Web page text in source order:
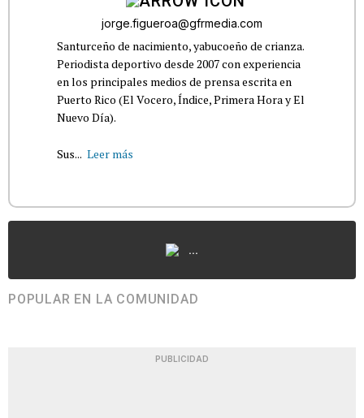
jorge.figueroa@gfrmedia.com
Santurceño de nacimiento, yabucoeño de crianza.
Periodista deportivo desde 2007 con experiencia
en los principales medios de prensa escrita en
Puerto Rico (El Vocero, Índice, Primera Hora y El
Nuevo Día).
Sus... Leer más
...
POPULAR EN LA COMUNIDAD
PUBLICIDAD